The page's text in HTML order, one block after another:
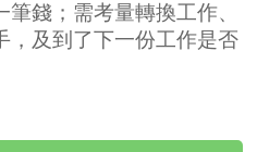
錢；需考量轉換工作、
，及到了下一份工作是否